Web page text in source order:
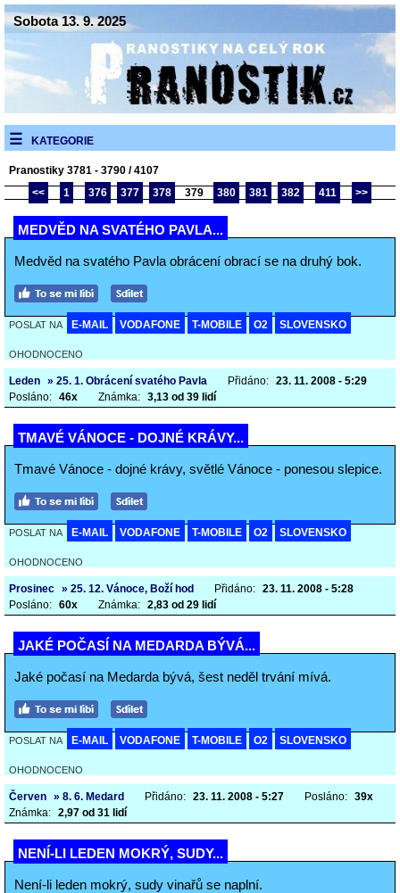
Sobota 13. 9. 2025
KATEGORIE
Pranostiky 3781 - 3790 / 4107
<<
1 376 377 378 379 380 381 382 411 >>
MEDVĚD NA SVATÉHO PAVLA...
Medvěd na svatého Pavla obrácení obrací se na druhý bok.
POSLAT NA E-MAIL VODAFONE T-MOBILE O2 SLOVENSKO
OHODNOCENO
Leden » 25. 1. Obrácení svatého Pavla Přidáno: 23. 11. 2008 - 5:29
Posláno: 46x Známka: 3,13 od 39 lidí
TMAVÉ VÁNOCE - DOJNÉ KRÁVY...
Tmavé Vánoce - dojné krávy, světlé Vánoce - ponesou slepice.
POSLAT NA E-MAIL VODAFONE T-MOBILE O2 SLOVENSKO
OHODNOCENO
Prosinec » 25. 12. Vánoce, Boží hod Přidáno: 23. 11. 2008 - 5:28
Posláno: 60x Známka: 2,83 od 29 lidí
JAKÉ POČASÍ NA MEDARDA BÝVÁ...
Jaké počasí na Medarda bývá, šest neděl trvání mívá.
POSLAT NA E-MAIL VODAFONE T-MOBILE O2 SLOVENSKO
OHODNOCENO
Červen » 8. 6. Medard Přidáno: 23. 11. 2008 - 5:27 Posláno: 39x
Známka: 2,97 od 31 lidí
NENÍ-LI LEDEN MOKRÝ, SUDY...
Není-li leden mokrý, sudy vinařů se naplní.